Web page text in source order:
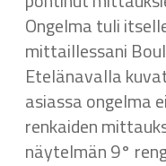
Ongelma tuli
mittaillessani
Etelänavalla
asiassa ongelma
renkaiden
näytelmän 9°